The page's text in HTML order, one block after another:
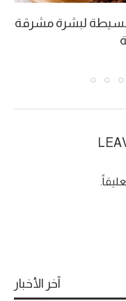
لبشرة مشرقة
آخر الأخبار